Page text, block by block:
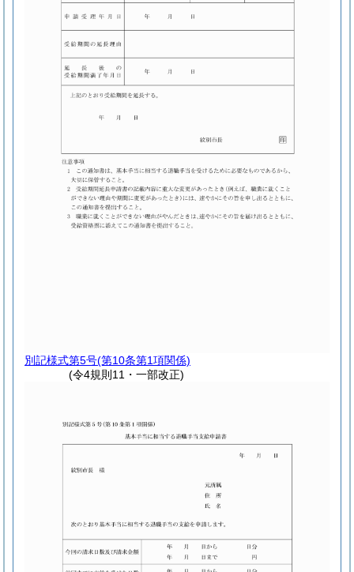
別記様式第5号(第10条第1項関係)
(令4規則11・一部改正)